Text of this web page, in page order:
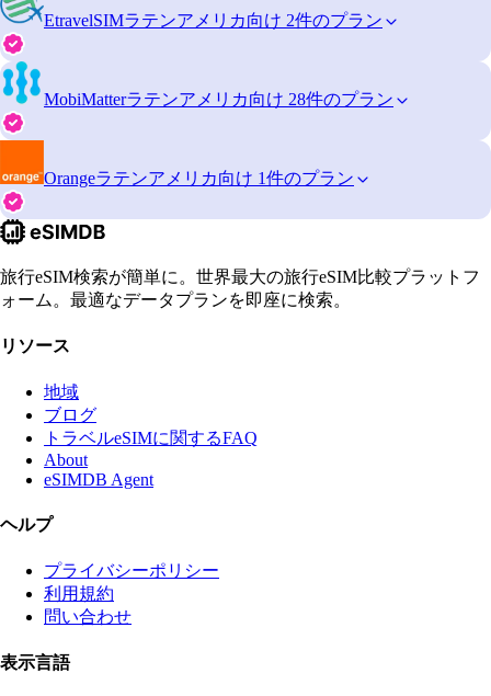
EtravelSIMラテンアメリカ向け 2件のプラン
MobiMatterラテンアメリカ向け 28件のプラン
Orangeラテンアメリカ向け 1件のプラン
旅行eSIM検索が簡単に。世界最大の旅行eSIM比較プラットフ
ォーム。最適なデータプランを即座に検索。
リソース
地域
ブログ
トラベルeSIMに関するFAQ
About
eSIMDB Agent
ヘルプ
プライバシーポリシー
利用規約
問い合わせ
表示言語